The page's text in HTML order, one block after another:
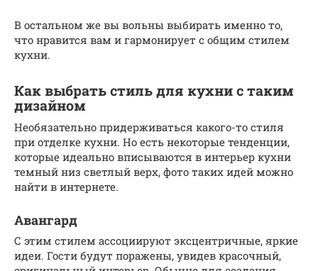
В остальном же вы вольны выбирать именно то,
что нравится вам и гармонирует с общим стилем
кухни.
Как выбрать стиль для кухни с таким
дизайном
Необязательно придерживаться какого-то стиля
при отделке кухни. Но есть некоторые тенденции,
которые идеально вписываются в интерьер кухни
темный низ светлый верх, фото таких идей можно
найти в интернете.
Авангард
С этим стилем ассоциируют эксцентричные, яркие
идеи. Гости будут поражены, увидев красочный,